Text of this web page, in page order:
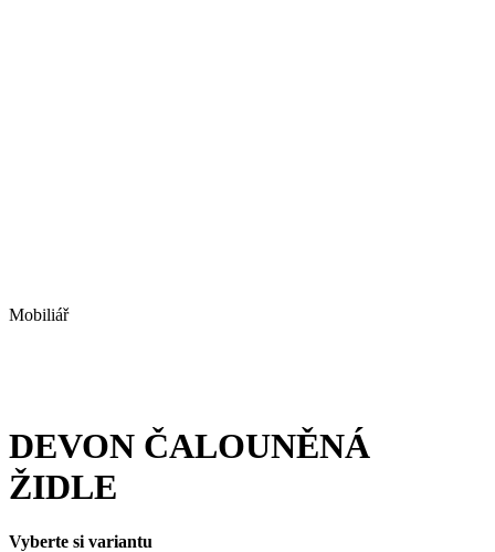
Mobiliář
DEVON ČALOUNĚNÁ
ŽIDLE
Vyberte si variantu